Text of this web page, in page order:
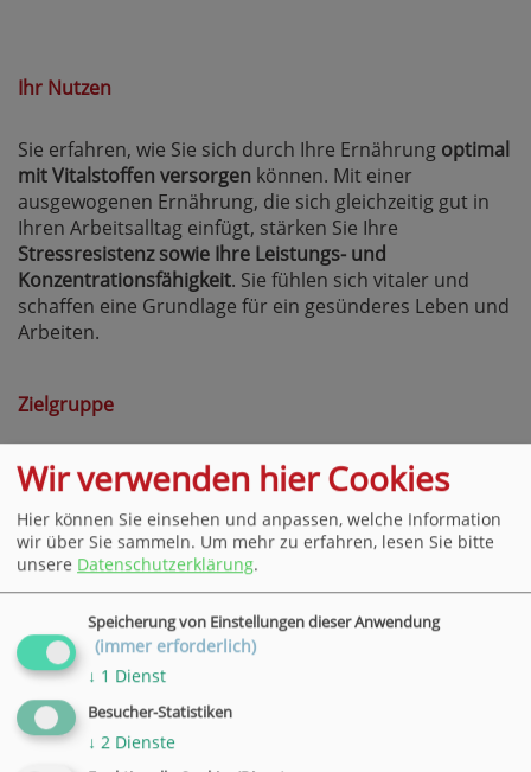
Ihr Nutzen
Sie erfahren, wie Sie sich durch Ihre Ernährung optimal
mit Vitalstoffen versorgen können. Mit einer
ausgewogenen Ernährung, die sich gleichzeitig gut in
Ihren Arbeitsalltag einfügt, stärken Sie Ihre
Stressresistenz sowie Ihre Leistungs- und
Konzentrationsfähigkeit. Sie fühlen sich vitaler und
schaffen eine Grundlage für ein gesünderes Leben und
Arbeiten.
Zielgruppe
Alle Beschäftigten mit wenig Zeit und dem Wunsch
nach einer bewussteren Ernährung
Methoden
Input, Diskussion, Erfahrungsaustausch, gemeinsames
Zubereiten und Essen.
Bitte bringen Sie sich Restbehälter und eine Schürze
mit.
Wir verwenden hier Cookies
Hier können Sie einsehen und anpassen, welche Information
wir über Sie sammeln. Um mehr zu erfahren, lesen Sie bitte
unsere Datenschutzerklärung.
Speicherung von Einstellungen dieser Anwendung
(immer erforderlich)
↓ 1 Dienst
Besucher-Statistiken
↓ 2 Dienste